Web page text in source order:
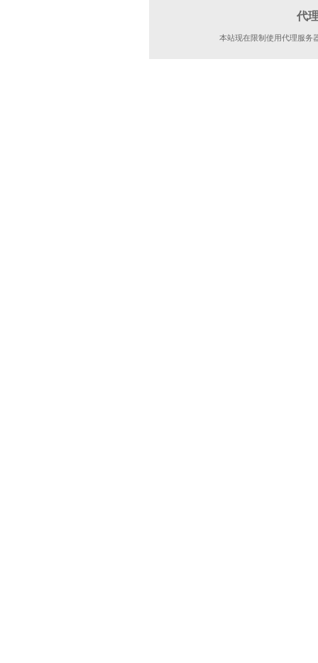
代
本站现在限制使用代理服务